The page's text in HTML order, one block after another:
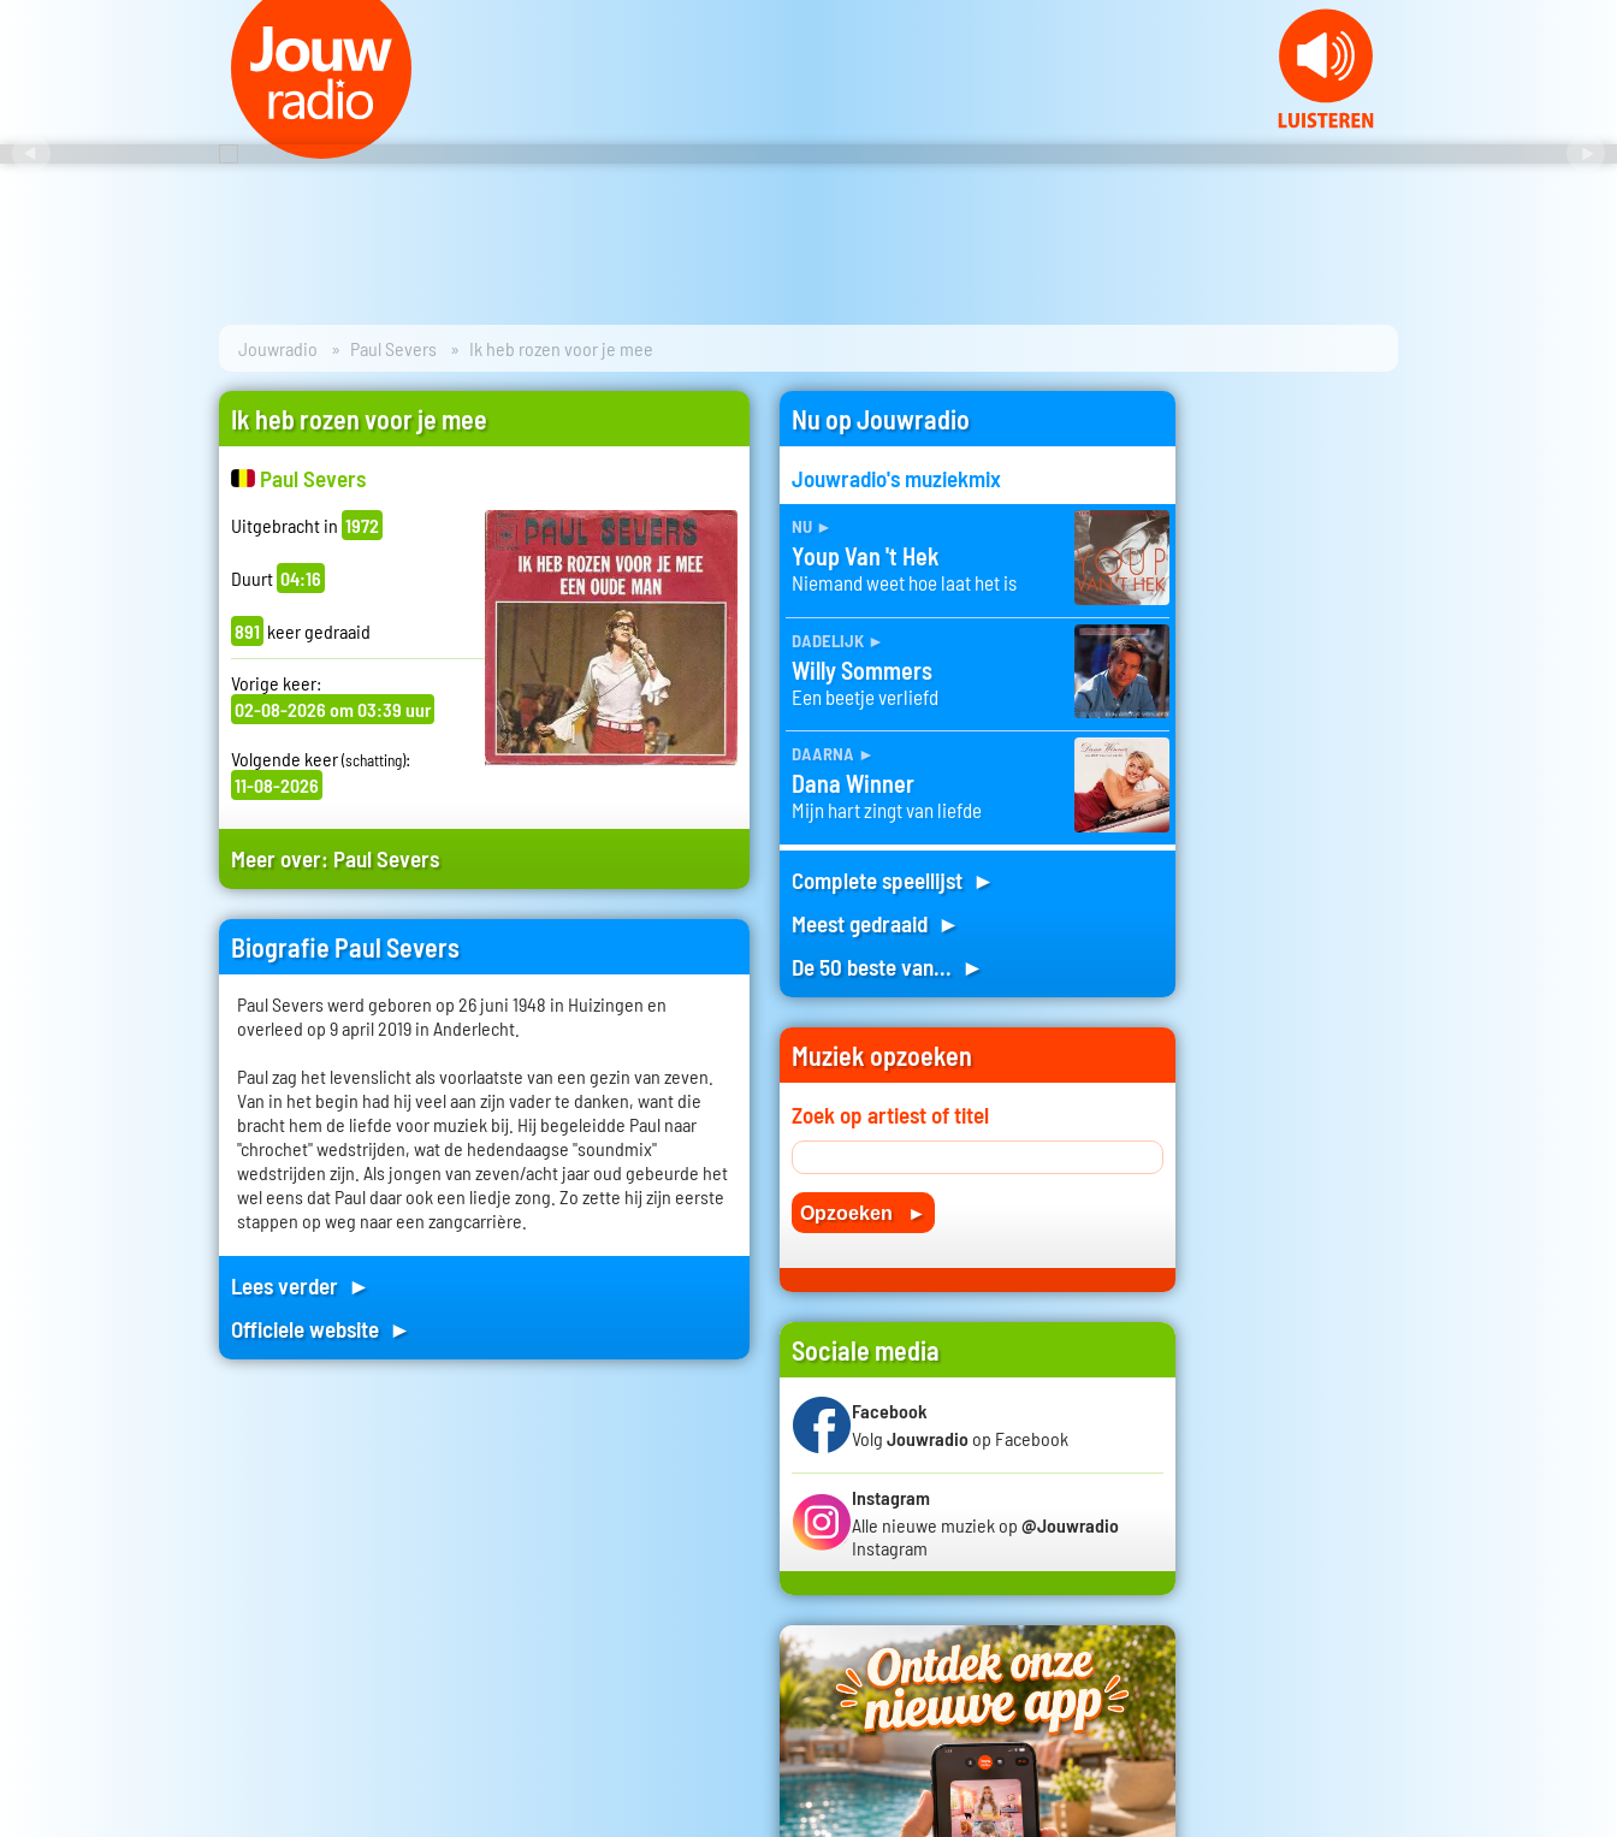
Jouwradio Paul Severs Ik heb rozen voor je mee
Ik heb rozen voor je mee
Paul Severs
Uitgebracht in 1972
Duurt 04:16
891 keer gedraaid
Vorige keer:
02-08-2026 om 03:39 uur
Volgende keer(schatting):
11-08-2026
Meer over: Paul Severs
Biografie Paul Severs
Paul Severs werd geboren op 26 juni 1948 in Huizingen en
overleed op 9 april 2019 in Anderlecht.
Paul zag het levenslicht als voorlaatste van een gezin van zeven.
Van in het begin had hij veel aan zijn vader te danken, want die
bracht hem de liefde voor muziek bij. Hij begeleidde Paul naar
"chrochet" wedstrijden, wat de hedendaagse "soundmix"
wedstrijden zijn. Als jongen van zeven/acht jaar oud gebeurde het
wel eens dat Paul daar ook een liedje zong. Zo zette hij zijn eerste
stappen op weg naar een zangcarrière.
Lees verder ►
Officiele website ►
Nu op Jouwradio
Jouwradio's muziekmix
nu ►
Youp Van 't Hek
Niemand weet hoe laat het is
dadelijk ►
Willy Sommers
Een beetje verliefd
daarna ►
Dana Winner
Mijn hart zingt van liefde
Complete speellijst ►
Meest gedraaid ►
De 50 beste van... ►
Muziek opzoeken
Zoek op artiest of titel
Sociale media
Facebook
Volg Jouwradio op Facebook
Instagram
Alle nieuwe muziek op @Jouwradio
Instagram